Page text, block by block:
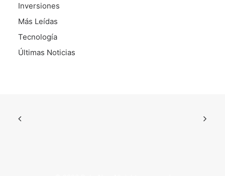
Inversiones
Más Leídas
Tecnología
Últimas Noticias